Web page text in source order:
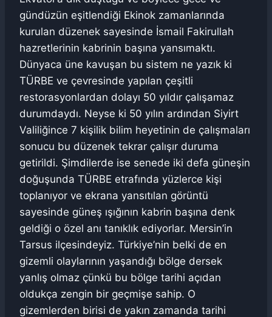
gündüzün eşitlendiği Ekinok zamanlarında
kurulan düzenek sayesinde İsmail Fakirullah
hazretlerinin kabrinin başına yansımaktı.
Dünyaca üne kavuşan bu sistem ne yazık ki
TÜRBE ve çevresinde yapılan çeşitli
restorasyonlardan dolayı 50 yıldır çalışamaz
durumdaydı. Neyse ki 50 yılın ardından Siyirt
Valiliğince 7 kişilik bilim heyetinin de çalışmaları
sonucu bu düzenek tekrar çalışır duruma
getirildi. Şimdilerde ise senede iki defa güneşin
doğuşunda TÜRBE etrafında yüzlerce kişi
toplanıyor ve ekrana yansıtılan görüntü
sayesinde güneş ışığının kabrin başına denk
geldiği o özel anı tanıklık ediyorlar. Mersin’in
Tarsus ilçesindeyiz. Türkiye’nin belki de en
gizemli olaylarının yaşandığı bölge dersek
yanlış olmaz çünkü bu bölge tarihi açıdan
oldukça zengin bir geçmişe sahip. O
gizemlerden birisi de yakın zamanda tarihi